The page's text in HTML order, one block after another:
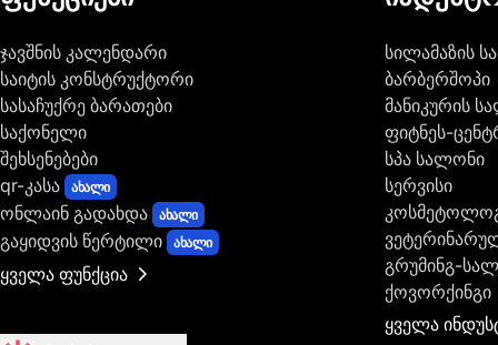
ჯავშნის კალენდარი
საიტის კონსტრუქტორი
სასაჩუქრე ბარათები
საქონელი
შეხსენებები
qr-კასა
ახალი
ონლაინ გადახდა ახალი
გაყიდვის წერტილი ახალი
ყველა ფუნქცია
სილამაზის
ბარბერშოპი
მანიკურის
ფიტნეს-
სპა სალონი
სერვისი
გრუმინგ-
ქოვორქინგი
ყველა